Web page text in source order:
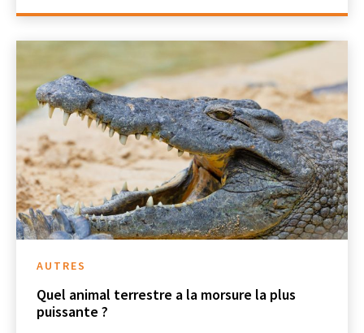
AUTRES
Quel animal terrestre a la morsure la plus
puissante ?